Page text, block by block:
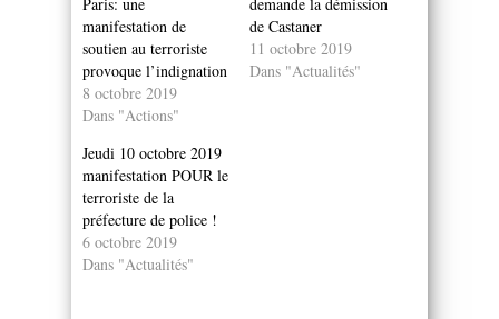
manifestation de
soutien au terroriste
provoque l’indignation
8 octobre 2019
Dans "Actions"
de Castaner
11 octobre 2019
Dans "Actualités"
Jeudi 10 octobre 2019
manifestation POUR le
terroriste de la
préfecture de police !
6 octobre 2019
Dans "Actualités"